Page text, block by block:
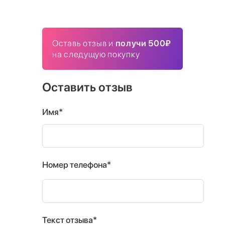
Оставь отзыв и получи 500₽
на следущую покупку
Оставить отзыв
Имя*
Номер телефона*
Текст отзыва*